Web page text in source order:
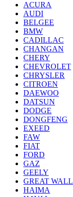
ACURA
AUDI
BELGEE
BMW
CADILLAC
CHANGAN
CHERY
CHEVROLET
CHRYSLER
CITROEN
DAEWOO
DATSUN
DODGE
DONGFENG
EXEED
FAW
FIAT
FORD
GAZ
GEELY
GREAT WALL
HAIMA